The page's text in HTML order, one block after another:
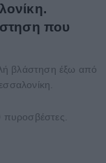
που
βλάστηση έξω από
πυροσβέστες.